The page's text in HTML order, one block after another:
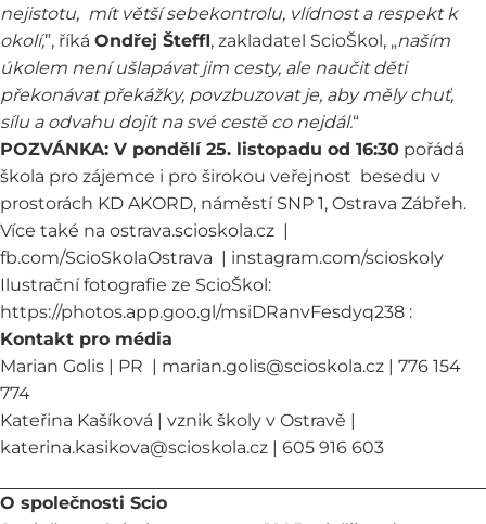
nejistotu, mít větší sebekontrolu, vlídnost a respekt k
okolí,”, říká Ondřej Šteffl, zakladatel ScioŠkol, „naším
úkolem není ušlapávat jim cesty, ale naučit děti
překonávat překážky, povzbuzovat je, aby měly chuť,
sílu a odvahu dojít na své cestě co nejdál.“
POZVÁNKA: V pondělí 25. listopadu od 16:30 pořádá
škola pro zájemce i pro širokou veřejnost besedu v
prostorách KD AKORD, náměstí SNP 1, Ostrava Zábřeh.
Více také na ostrava.scioskola.cz |
fb.com/ScioSkolaOstrava | instagram.com/scioskoly
Ilustrační fotografie ze ScioŠkol:
https://photos.app.goo.gl/msiDRanvFesdyq238 :
Kontakt pro média
Marian Golis | PR | marian.golis@scioskola.cz | 776 154
774
Kateřina Kašíková | vznik školy v Ostravě |
katerina.kasikova@scioskola.cz | 605 916 603
O společnosti Scio